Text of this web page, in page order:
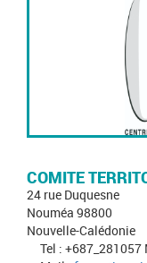
COMITE
24 rue Duquesne
Nouméa 98800
Nouvelle-Calédonie
Tel :